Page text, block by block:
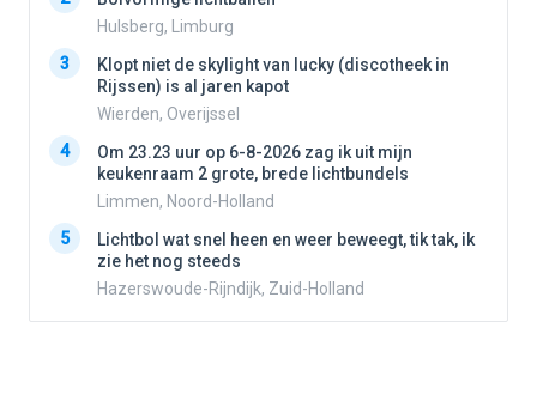
Hulsberg, Limburg
3
Klopt niet de skylight van lucky (discotheek in
Rijssen) is al jaren kapot
Wierden, Overijssel
4
Om 23.23 uur op 6-8-2026 zag ik uit mijn
keukenraam 2 grote, brede lichtbundels
Limmen, Noord-Holland
5
Lichtbol wat snel heen en weer beweegt, tik tak, ik
zie het nog steeds
Hazerswoude-Rijndijk, Zuid-Holland